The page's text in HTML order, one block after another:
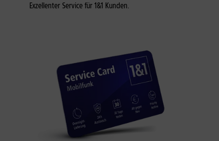
Exzellenter Service für 1&1 Kunden.